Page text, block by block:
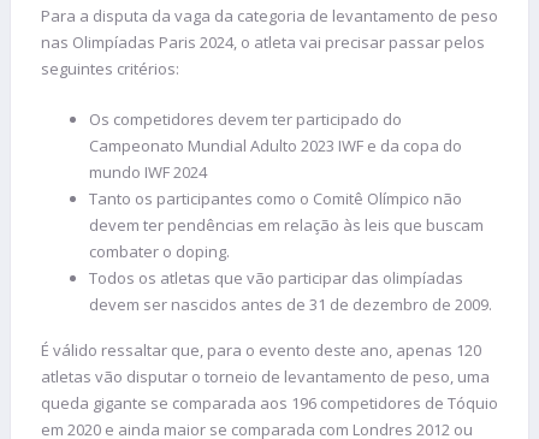
Para a disputa da vaga da categoria de levantamento de peso
nas Olimpíadas Paris 2024, o atleta vai precisar passar pelos
seguintes critérios:
Os competidores devem ter participado do
Campeonato Mundial Adulto 2023 IWF e da copa do
mundo IWF 2024
Tanto os participantes como o Comitê Olímpico não
devem ter pendências em relação às leis que buscam
combater o doping.
Todos os atletas que vão participar das olimpíadas
devem ser nascidos antes de 31 de dezembro de 2009.
É válido ressaltar que, para o evento deste ano, apenas 120
atletas vão disputar o torneio de levantamento de peso, uma
queda gigante se comparada aos 196 competidores de Tóquio
em 2020 e ainda maior se comparada com Londres 2012 ou